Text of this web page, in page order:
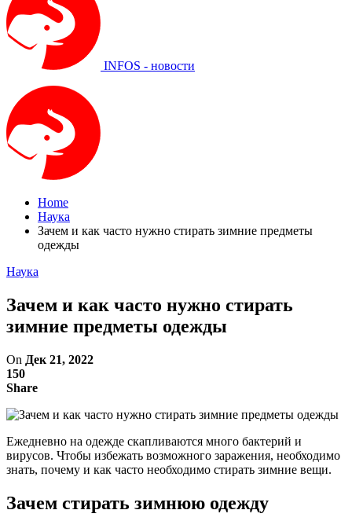
INFOS - новости
Home
Наука
Зачем и как часто нужно стирать зимние предметы
одежды
Наука
Зачем и как часто нужно стирать
зимние предметы одежды
On Дек 21, 2022
150
Share
Ежедневно на одежде скапливаются много бактерий и
вирусов. Чтобы избежать возможного заражения, необходимо
знать, почему и как часто необходимо стирать зимние вещи.
Зачем стирать зимнюю одежду